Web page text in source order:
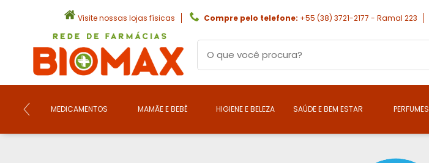
Visite nossas lojas físicas Compre pelo telefone: +55 (38) 3721-2177 - Ramal 223
MEDICAMENTOS MAMÃE E BEBÊ HIGIENE E BELEZA SAÚDE E BEM ESTAR PERFUMES